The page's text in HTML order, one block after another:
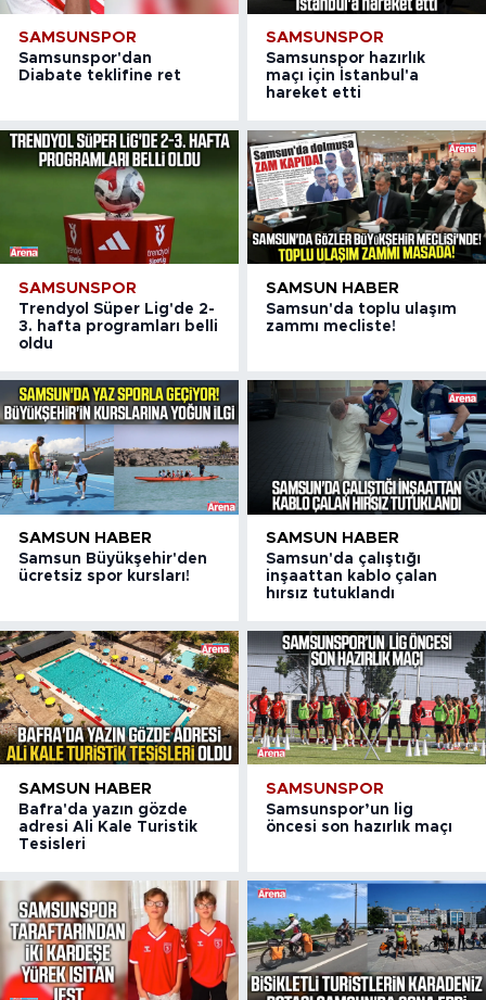
SAMSUNSPOR
Samsunspor'dan
Diabate teklifine ret
SAMSUNSPOR
Samsunspor hazırlık
maçı için İstanbul'a
hareket etti
SAMSUNSPOR
Trendyol Süper Lig'de 2-
3. hafta programları belli
oldu
SAMSUN HABER
Samsun'da toplu ulaşım
zammı mecliste!
SAMSUN HABER
Samsun Büyükşehir'den
ücretsiz spor kursları!
SAMSUN HABER
Samsun'da çalıştığı
inşaattan kablo çalan
hırsız tutuklandı
SAMSUN HABER
Bafra'da yazın gözde
adresi Ali Kale Turistik
Tesisleri
SAMSUNSPOR
Samsunspor’un lig
öncesi son hazırlık maçı